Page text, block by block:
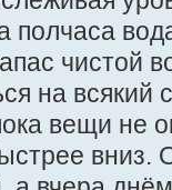
полчаса
чистой
на всякий
вещи не
вниз.